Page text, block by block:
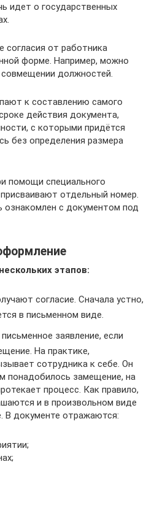
идет о государственных
согласия от работника
форме. Например, можно
должностей.
к составлению самого
действия документа,
с которыми придётся
без определения размера
помощи специального
отдельный номер.
с документом под
этапов:
согласие. Сначала устно,
в письменном виде.
заявление, если
На практике,
сотрудника к себе. Он
понадобилось замещение, на
процесс. Как правило,
и в произвольном виде
В документе отражаются: